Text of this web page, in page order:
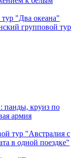
"Два океана"
групповой тур
панды, круиз по
армия
тур "Австралия с
в одной поездке"